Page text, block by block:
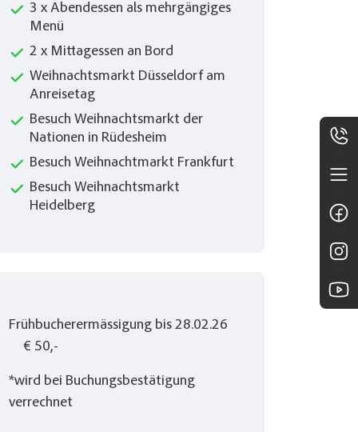
3 x Abendessen als mehrgängiges
Menü
2 x Mittagessen an Bord
Weihnachtsmarkt Düsseldorf am
Anreisetag
Besuch Weihnachtsmarkt der
Nationen in Rüdesheim
Besuch Weihnachtmarkt Frankfurt
Besuch Weihnachtsmarkt
Heidelberg
Frühbucherermässigung bis 28.02.26
€ 50,-
*wird bei Buchungsbestätigung
verrechnet